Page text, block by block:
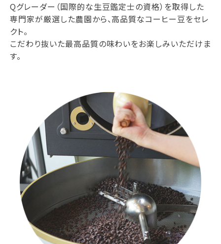
Qグレーダー（国際的な生豆鑑定士の資格）を取得した
専門家が厳選した農園から、高品質なコーヒー豆をセレ
クト。
こだわり抜いた最高品質の味わいをお楽しみいただけま
す。